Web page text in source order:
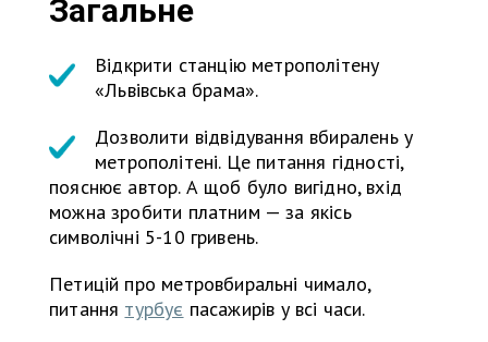
Загальне
Відкрити станцію метрополітену
«Львівська брама».
Дозволити відвідування вбиралень у
метрополітені. Це питання гідності,
пояснює автор. А щоб було вигідно, вхід
можна зробити платним — за якісь
символічні 5-10 гривень.
Петицій про метровбиральні чимало,
питання турбує пасажирів у всі часи.